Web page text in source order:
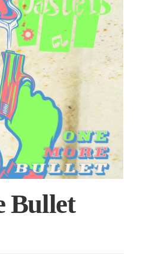
Bullet